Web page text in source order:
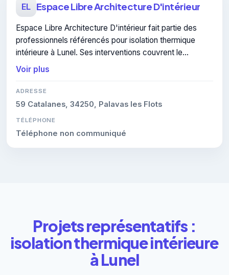
EL Espace Libre Architecture D'intérieur
Espace Libre Architecture D'intérieur fait partie des
professionnels référencés pour isolation thermique
intérieure à Lunel. Ses interventions couvrent le
domaine de isolation thermique intérieure.
Voir plus
ADRESSE
59 Catalanes, 34250, Palavas les Flots
TÉLÉPHONE
Téléphone non communiqué
Projets représentatifs :
isolation thermique intérieure
à Lunel